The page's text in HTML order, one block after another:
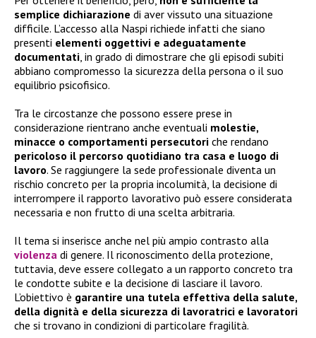
semplice dichiarazione di aver vissuto una situazione
difficile. L’accesso alla Naspi richiede infatti che siano
presenti elementi oggettivi e adeguatamente
documentati, in grado di dimostrare che gli episodi subiti
abbiano compromesso la sicurezza della persona o il suo
equilibrio psicofisico.
Tra le circostanze che possono essere prese in
considerazione rientrano anche eventuali molestie,
minacce o comportamenti persecutori che rendano
pericoloso il percorso quotidiano tra casa e luogo di
lavoro. Se raggiungere la sede professionale diventa un
rischio concreto per la propria incolumità, la decisione di
interrompere il rapporto lavorativo può essere considerata
necessaria e non frutto di una scelta arbitraria.
Il tema si inserisce anche nel più ampio contrasto alla
violenza di genere. Il riconoscimento della protezione,
tuttavia, deve essere collegato a un rapporto concreto tra
le condotte subite e la decisione di lasciare il lavoro.
L’obiettivo è garantire una tutela effettiva della salute,
della dignità e della sicurezza di lavoratrici e lavoratori
che si trovano in condizioni di particolare fragilità.